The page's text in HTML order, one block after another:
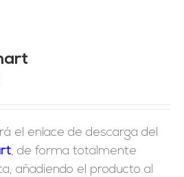
el enlace de descarga del
, de forma totalmente
añadiendo el producto al